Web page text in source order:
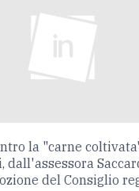
la "carne
dall'assessora
del Consiglio